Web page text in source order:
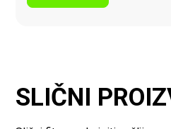
SLIČNI